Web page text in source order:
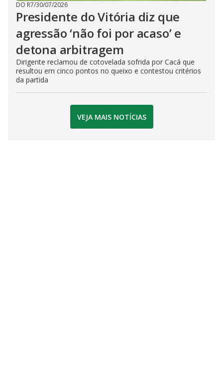
DO R7/30/07/2026
Presidente do Vitória diz que
agressão ‘não foi por acaso’ e
detona arbitragem
Dirigente reclamou de cotovelada sofrida por Cacá que
resultou em cinco pontos no queixo e contestou critérios
da partida
VEJA MAIS NOTÍCIAS